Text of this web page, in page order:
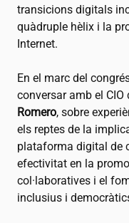
transicions digitals
quàdruple hèlix i la
Internet.
En el marc del
conversar amb el
Romero, sobre
els reptes de la
plataforma digital de
efectivitat en la
col·laboratives i el
inclusius i